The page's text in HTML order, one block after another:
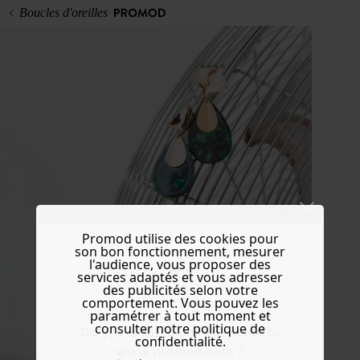
Do you want to be redirected to
www.promod.com ?
Boucles d'oreilles
Promod utilise des cookies pour
son bon fonctionnement, mesurer
l'audience, vous proposer des
services adaptés et vous adresser
des publicités selon votre
comportement. Vous pouvez les
paramétrer à tout moment et
consulter notre politique de
confidentialité.